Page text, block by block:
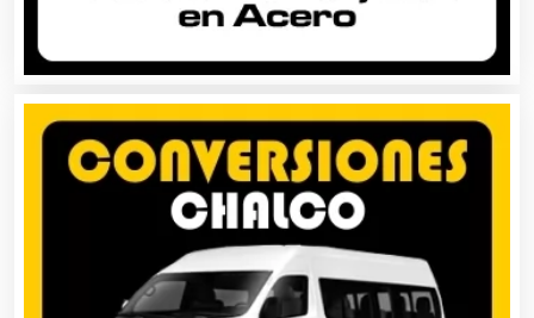
Audios para Eventos
Autobuses
Automatización